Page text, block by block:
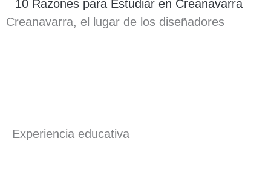
10 Razones para Estudiar en Creanavarra
Creanavarra, el lugar de los diseñadores
Experiencia educativa